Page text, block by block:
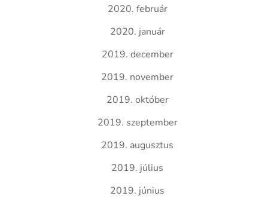
2020. február
2020. január
2019. december
2019. november
2019. október
2019. szeptember
2019. augusztus
2019. július
2019. június